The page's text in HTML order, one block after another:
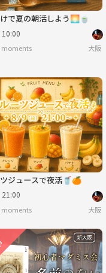
〜
で夏の朝活しよう🌅🍵
大阪
ジュースで夜活🥤🍊
大阪